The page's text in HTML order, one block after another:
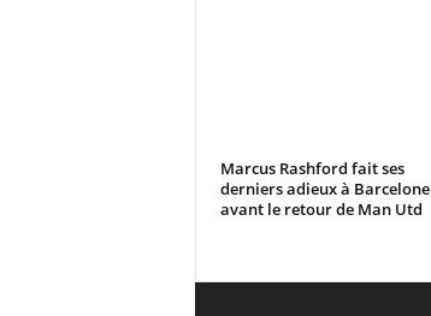
Marcus Rashford fait ses
derniers adieux à Barcelone
avant le retour de Man Utd